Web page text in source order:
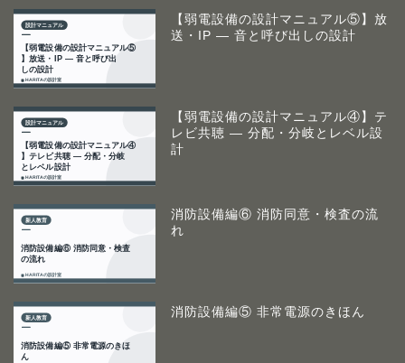
【弱電設備の設計マニュアル⑤】放
送・IP ― 音と呼び出しの設計
【弱電設備の設計マニュアル④】テ
レビ共聴 ― 分配・分岐とレベル設
計
消防設備編⑥ 消防同意・検査の流
れ
消防設備編⑤ 非常電源のきほん